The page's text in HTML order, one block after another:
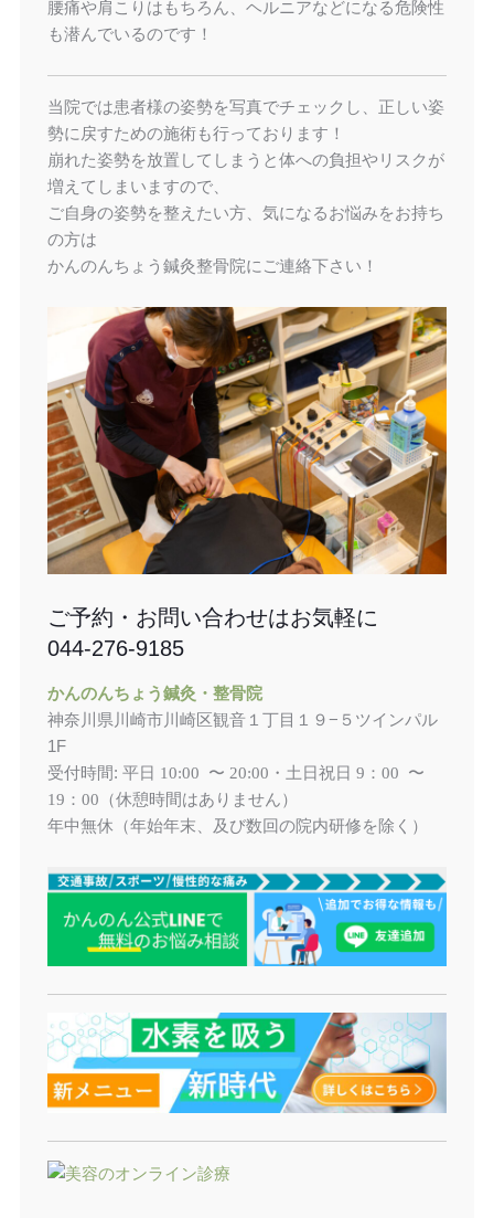
腰痛や肩こりはもちろん、ヘルニアなどになる危険性
も潜んでいるのです！
当院では患者様の姿勢を写真でチェックし、正しい姿
勢に戻すための施術も行っております！
崩れた姿勢を放置してしまうと体への負担やリスクが
増えてしまいますので、
ご自身の姿勢を整えたい方、気になるお悩みをお持ち
の方は
かんのんちょう鍼灸整骨院にご連絡下さい！
ご予約・お問い合わせはお気軽に
044-276-9185
かんのんちょう鍼灸・整骨院
神奈川県川崎市川崎区観音１丁目１９−５ツインパル
1F
受付時間: 平日 10:00 〜 20:00・ 土日祝日 9：00 〜
19：00 （休憩時間はありません）
年中無休（年始年末、及び数回の院内研修を除く）